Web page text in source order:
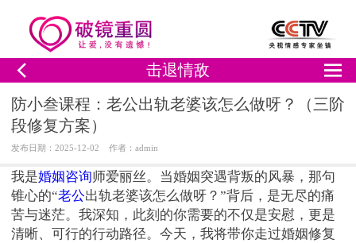
击退情敌
防小叁课程：老公出轨老婆该怎么做呀？（三阶
段修复方案）
发布日期：2025-12-02 作者：admin
我是婚姻咨询师爱丽丝。当婚姻突遇背叛的风暴，那句
锥心的“老公出轨老婆该怎么做呀？”背后，是无尽的痛
苦与迷茫。我深知，此刻的你需要的不仅是安慰，更是
清晰、可行的行动路径。今天，我将带你走过婚姻修复